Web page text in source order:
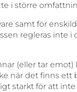
i större
samt för
regleras inte
(eller tar
när det finns ett
starkt för att